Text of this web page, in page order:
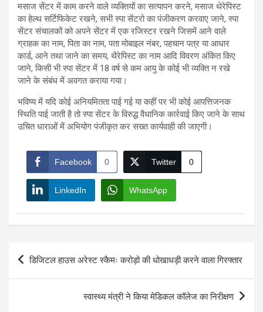
मसाज सेंटर में काम करने वाले व्यक्तियों का सत्यापन करने, मसाज थेरेपिस्ट
का हेल्थ सर्टिफिकेट रखने, सभी स्पा सेंटरो का पंजीकरण करवाए जाने, स्पा
सेंटर संचालकों को अपने सेंटर में एक रजिस्टर रखने जिसमें आने वाले
ग्राहक का नाम, पिता का नाम, पता मोबाइल नंबर, पहचान पत्र या आधार
कार्ड, आने तथा जाने का समय, थैरेपिस्ट का नाम आदि विवरण अंकित किए
जाने, किसी भी स्पा सेंटर में 18 वर्ष से कम आयु के कोई भी व्यक्ति न रखे
जाने के संबंध में अवगत कराया गया।
भविष्य में यदि कोई अनियमितता पाई गई या कहीं पर भी कोई आपत्तिजनक
स्थिति पाई जाती है तो स्पा सेंटर के विरुद्ध वैधानिक कार्रवाई किए जाने के साथ
उचित धाराओं में अभियोग पंजीकृत कर सख्त कार्यवाही की जाएगी।
Facebook 0 Twitter 0
LinkedIn WhatsApp
Post
डिजिटल हाउस अरेस्ट स्कैमः करोड़ो की धोखाधड़ी करने वाला गिरफ्तार
स्वास्थ्य मंत्री ने किया मेडिकल कॉलेज का निरीक्षण